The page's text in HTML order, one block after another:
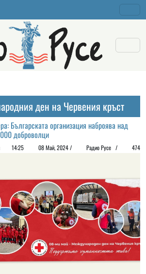
ден на Червения кръст
Българската организация наброява над
доброволци
14:25 08 Май, 2024 / Радио Русе / 474